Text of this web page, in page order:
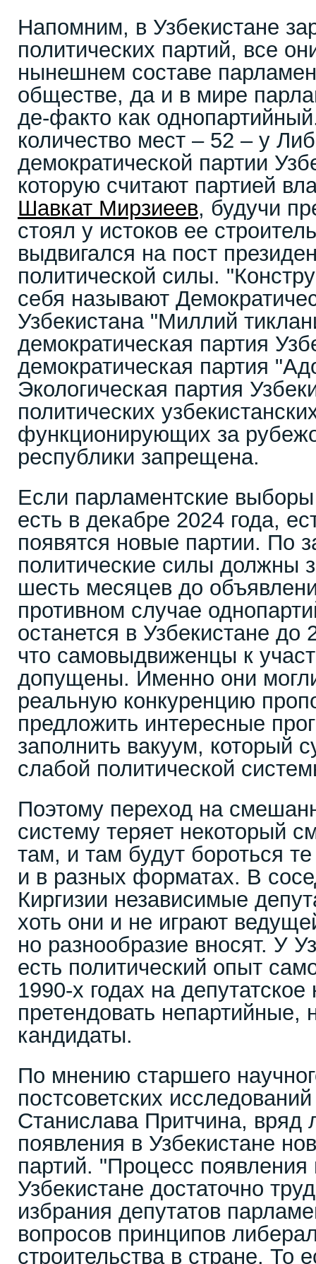
Напомним, в Узбекистане
политических партий, все
нынешнем составе
обществе, да и в мире
де-факто как
количество мест – 52 – у
демократической партии
которую считают партией
Шавкат Мирзиеев, будучи
стоял у истоков ее
выдвигался на пост
политической силы.
себя называют
Узбекистана "Миллий
демократическая партия
демократическая партия
Экологическая партия
политических
функционирующих за
республики запрещена.
Если парламентские выборы
есть в декабре 2024 года,
появятся новые партии. По
политические силы должны
шесть месяцев до
противном случае
останется в Узбекистане до
что самовыдвиженцы к
допущены. Именно они
реальную конкуренцию
предложить интересные
заполнить вакуум, который
слабой политической
Поэтому переход на
систему теряет некоторый
там, и там будут бороться
и в разных форматах. В
Киргизии независимые
хоть они и не играют
но разнообразие вносят. У
есть политический опыт
1990-х годах на депутатское
претендовать непартийные,
кандидаты.
По мнению старшего
постсоветских
Станислава Притчина, вряд
появления в Узбекистане
партий. "Процесс появления
Узбекистане достаточно
избрания депутатов
вопросов принципов
строительства в стране. То